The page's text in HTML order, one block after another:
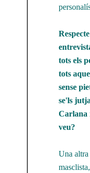
tots els
tots
sense
se'ls
Carlana
veu?
Una altra